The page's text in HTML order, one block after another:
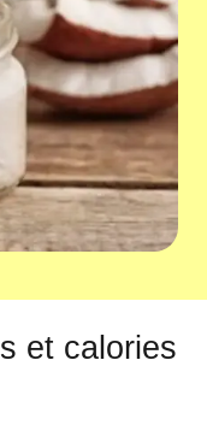
et calories